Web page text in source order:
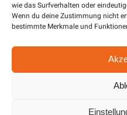
wie das Surfverhalten oder
Wenn du deine Zustimmung nicht
bestimmte Merkmale und
Software